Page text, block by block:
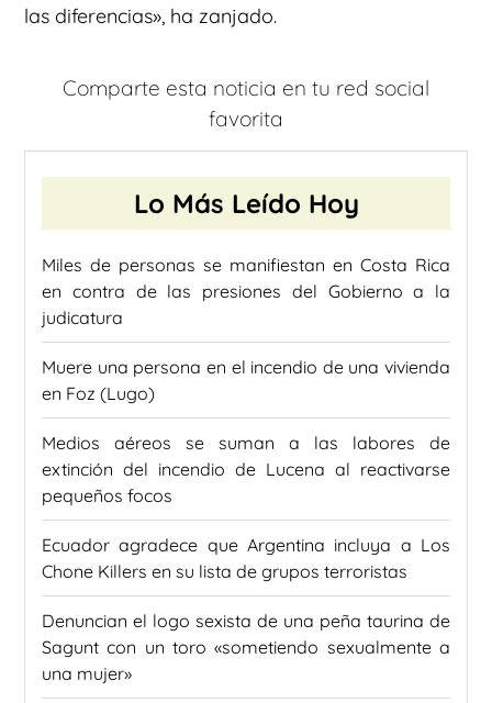
las diferencias», ha zanjado.
Comparte esta noticia en tu red social
favorita
Lo Más Leído Hoy
Miles de personas se manifiestan en Costa Rica
en contra de las presiones del Gobierno a la
judicatura
Muere una persona en el incendio de una vivienda
en Foz (Lugo)
Medios aéreos se suman a las labores de
extinción del incendio de Lucena al reactivarse
pequeños focos
Ecuador agradece que Argentina incluya a Los
Chone Killers en su lista de grupos terroristas
Denuncian el logo sexista de una peña taurina de
Sagunt con un toro «sometiendo sexualmente a
una mujer»